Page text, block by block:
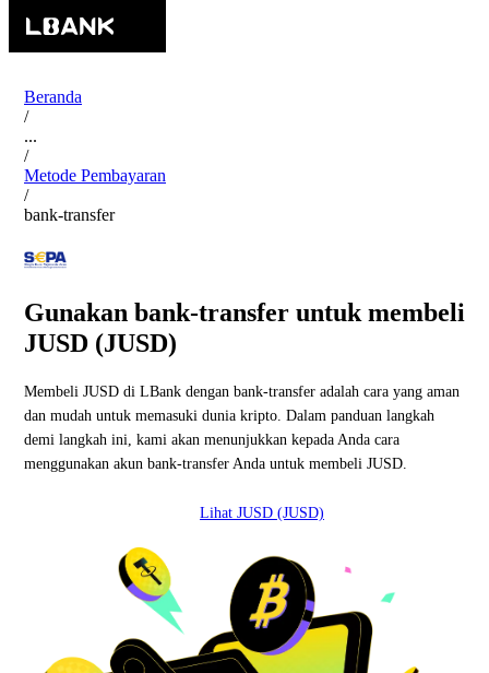
Beranda
/
...
/
Metode Pembayaran
/
bank-transfer
Gunakan bank-transfer untuk membeli
JUSD (JUSD)
Membeli JUSD di LBank dengan bank-transfer adalah cara yang aman
dan mudah untuk memasuki dunia kripto. Dalam panduan langkah
demi langkah ini, kami akan menunjukkan kepada Anda cara
menggunakan akun bank-transfer Anda untuk membeli JUSD.
Lihat JUSD (JUSD)